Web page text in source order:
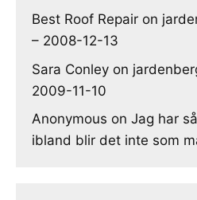
Best Roof Repair on
– 2008-12-13
Sara Conley on
2009-11-10
Anonymous on Jag har
ibland blir det inte som